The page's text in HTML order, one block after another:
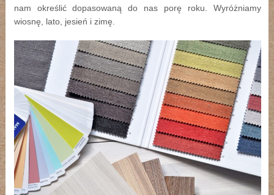
nam określić dopasowaną do nas porę roku. Wyróżniamy
wiosnę, lato, jesień i zimę.